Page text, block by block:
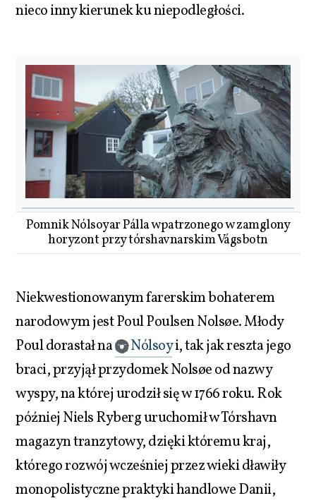
nieco inny kierunek ku niepodległości.
Pomnik Nólsoyar Pálla wpatrzonego w zamglony
horyzont przy tórshavnarskim Vágsbotn
Niekwestionowanym farerskim bohaterem
narodowym jest Poul Poulsen Nolsøe. Młody
Poul dorastał na
Nólsoyi, tak jak reszta jego
braci, przyjął przydomek Nolsøe od nazwy
wyspy, na której urodził się w 1766 roku. Rok
później Niels Ryberg uruchomił w Tórshavn
magazyn tranzytowy, dzięki któremu kraj,
którego rozwój wcześniej przez wieki dławiły
monopolistyczne praktyki handlowe Danii,